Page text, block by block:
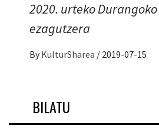
2020. urteko
ezagutzera
By KulturSharea / 2019-07-15
BILATU